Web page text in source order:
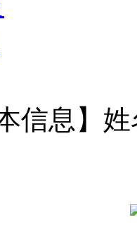
信息】